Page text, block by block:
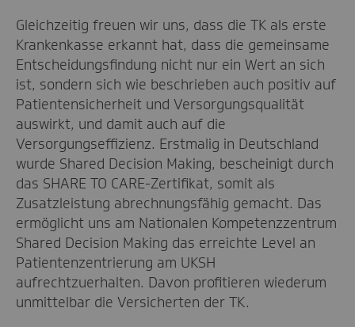
Gleichzeitig freuen wir uns, dass die TK als erste
Krankenkasse erkannt hat, dass die gemeinsame
Entscheidungsfindung nicht nur ein Wert an sich
ist, sondern sich wie beschrieben auch positiv auf
Patientensicherheit und Versorgungsqualität
auswirkt, und damit auch auf die
Versorgungseffizienz. Erstmalig in Deutschland
wurde Shared Decision Making, bescheinigt durch
das SHARE TO CARE-Zertifikat, somit als
Zusatzleistung abrechnungsfähig gemacht. Das
ermöglicht uns am Nationalen Kompetenzzentrum
Shared Decision Making das erreichte Level an
Patientenzentrierung am UKSH
aufrechtzuerhalten. Davon profitieren wiederum
unmittelbar die Versicherten der TK.